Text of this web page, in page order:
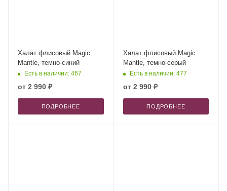
Халат флисовый Magic
Mantle, темно-синий
Есть в наличии: 467
от 2 990 ₽
ПОДРОБНЕЕ
Халат флисовый Magic
Mantle, темно-серый
Есть в наличии: 477
от 2 990 ₽
ПОДРОБНЕЕ